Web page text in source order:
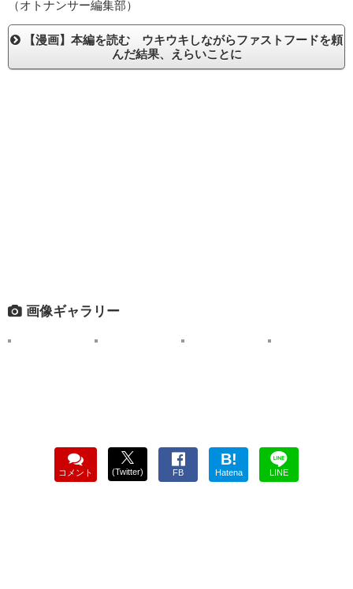
（オトナンサー編集部）
【漫画】本編を読む ウキウキしながらファストフードを頼
んだ結果、えらいことに
画像ギャラリー
コメント (Twitter) FB
B!
Hatena LINE